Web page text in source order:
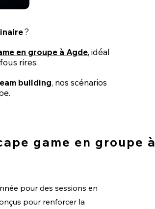
?
en groupe à Agde, idéal
rires.
building, nos scénarios
game en groupe à
pour des sessions en
pour renforcer la